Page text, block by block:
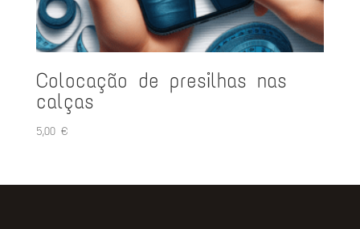
Colocação de presilhas nas
calças
5,00 €